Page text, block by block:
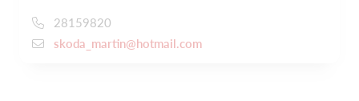
28159820
skoda_martin@hotmail.com